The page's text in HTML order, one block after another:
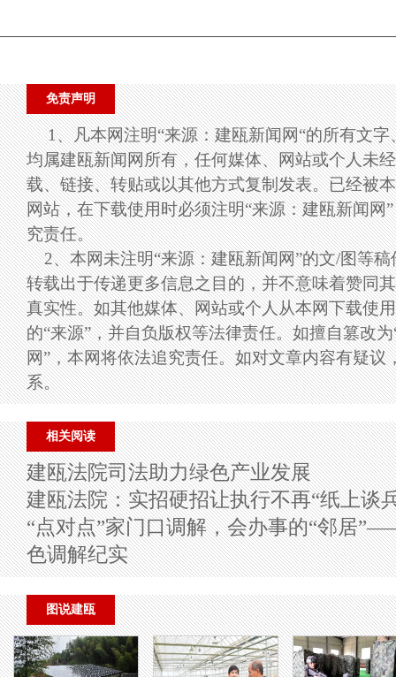
免责声明
1、凡本网注明“来源：建瓯新闻网“的所有文
均属建瓯新闻网所有，任何媒体、网站或个人未
载、链接、转贴或以其他方式复制发表。已经被
网站，在下载使用时必须注明“来源：建瓯新闻网
究责任。
2、本网未注明“来源：建瓯新闻网”的文/图等稿
转载出于传递更多信息之目的，并不意味着赞同
真实性。如其他媒体、网站或个人从本网下载使
的“来源”，并自负版权等法律责任。如擅自篡改
网”，本网将依法追究责任。如对文章内容有疑议
系。
相关阅读
建瓯法院司法助力绿色产业发展
建瓯法院：实招硬招让执行不再“纸上谈
“点对点”家门口调解，会办事的“邻居
色调解纪实
图说建瓯